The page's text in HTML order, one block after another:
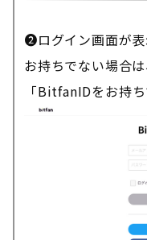
❷ログイン画面が
お持ちでない場合
「BitfanIDをお持